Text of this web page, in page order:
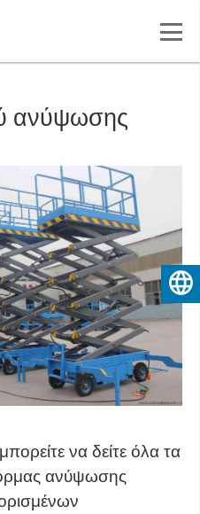
ανύψωσης
να δείτε όλα τα
ανύψωσης
Ελληνικά